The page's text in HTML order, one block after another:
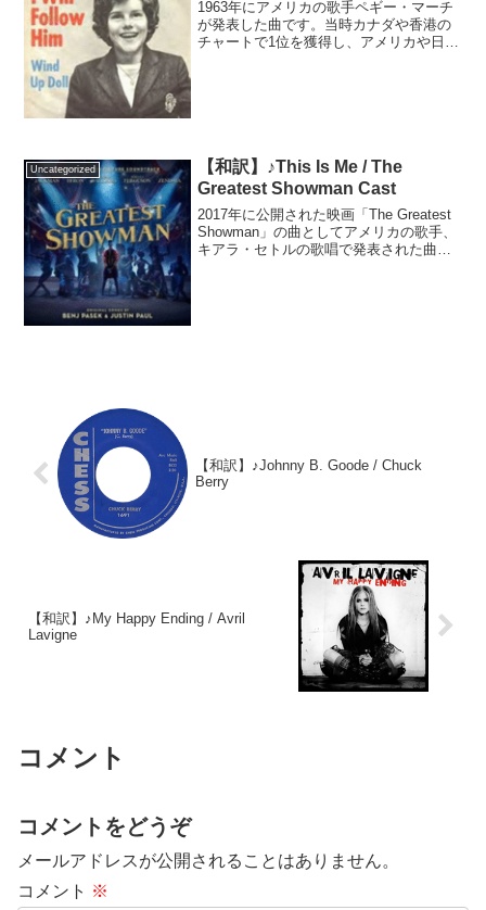
1963年にアメリカの歌手ペギー・マーチ
が発表した曲です。当時カナダや香港の
チャートで1位を獲得し、アメリカや日本
Uncategorized
【和訳】♪This Is Me / The
Greatest Showman Cast
2017年に公開された映画「The Greatest
Showman」の曲としてアメリカの歌手、
キアラ・セトルの歌唱で発表された曲で
【和訳】♪Johnny B. Goode / Chuck
Berry
【和訳】♪My Happy Ending / Avril
Lavigne
コメント
コメントをどうぞ
メールアドレスが公開されることはありません。
コメント ※